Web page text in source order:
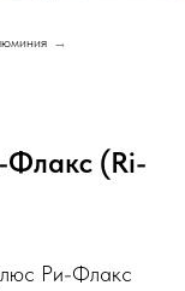
→
(Ri-
Ри-Флакс